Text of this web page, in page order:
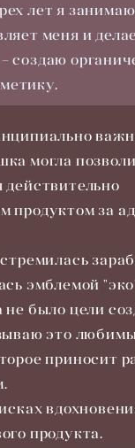
лет я
меня и
создаю
могла
действительно
продуктом за
эмблемой
не было цели
это
приносит
продукта.